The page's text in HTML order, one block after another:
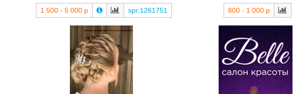
1 500 - 5 000 р spr:1261751 800 - 1 000 р